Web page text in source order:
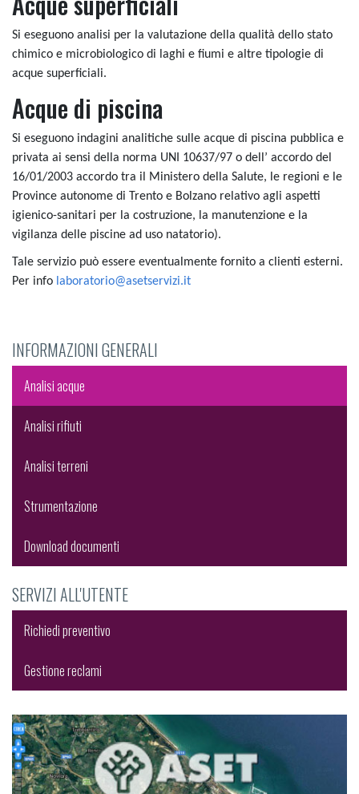
Si eseguono analisi per la valutazione della qualità dello stato
chimico e microbiologico di laghi e fiumi e altre tipologie di
acque superficiali.
Acque di piscina
Si eseguono indagini analitiche sulle acque di piscina pubblica e
privata ai sensi della norma UNI 10637/97 o dell’ accordo del
16/01/2003 accordo tra il Ministero della Salute, le regioni e le
Province autonome di Trento e Bolzano relativo agli aspetti
igienico-sanitari per la costruzione, la manutenzione e la
vigilanza delle piscine ad uso natatorio).
Tale servizio può essere eventualmente fornito a clienti esterni.
Per info laboratorio@asetservizi.it
INFORMAZIONI GENERALI
Analisi acque
Analisi rifiuti
Analisi terreni
Strumentazione
Download documenti
SERVIZI ALL'UTENTE
Richiedi preventivo
Gestione reclami